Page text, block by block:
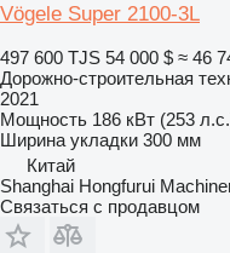
Vögele Super 2100-3L
497 600 TJS 54 000 $ ≈ 46
Дорожно-строительная
2021
Мощность 186 кВт (253
Ширина укладки 300 мм
Китай
Shanghai Hongfurui
Связаться с продавцом